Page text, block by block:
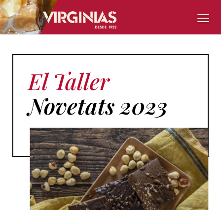
El Taller
Novetats 2023